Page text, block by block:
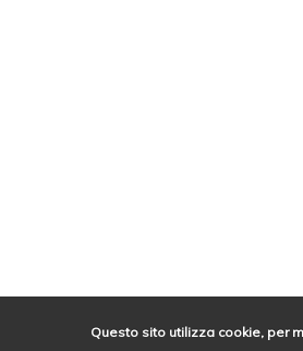
Questo sito utilizza cookie, per